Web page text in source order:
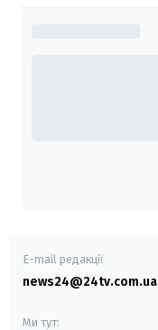
E-mail редакції
news24@24tv.com.ua
Ми тут: